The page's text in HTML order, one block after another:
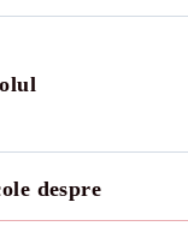
despre